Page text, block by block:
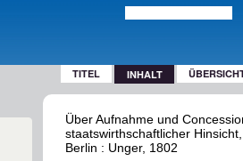
TITEL INHALT
Über Aufnahme und
staatswirthschaftlicher
Berlin : Unger, 1802